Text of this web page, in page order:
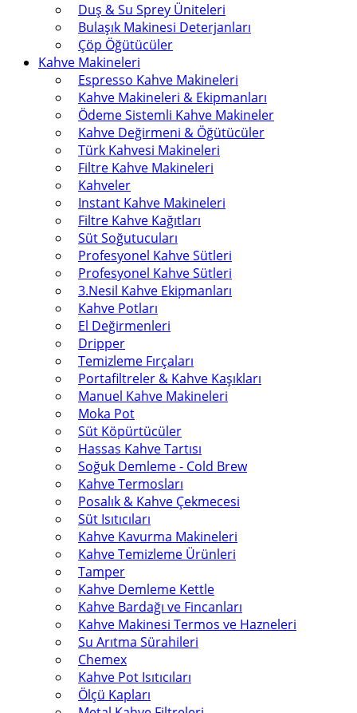
Duş & Su Sprey Üniteleri
Bulaşık Makinesi Deterjanları
Çöp Öğütücüler
Kahve Makineleri
Espresso Kahve Makineleri
Kahve Makineleri & Ekipmanları
Ödeme Sistemli Kahve Makineler
Kahve Değirmeni & Öğütücüler
Türk Kahvesi Makineleri
Filtre Kahve Makineleri
Kahveler
Instant Kahve Makineleri
Filtre Kahve Kağıtları
Süt Soğutucuları
Profesyonel Kahve Sütleri
Profesyonel Kahve Sütleri
3.Nesil Kahve Ekipmanları
Kahve Potları
El Değirmenleri
Dripper
Temizleme Fırçaları
Portafiltreler & Kahve Kaşıkları
Manuel Kahve Makineleri
Moka Pot
Süt Köpürtücüler
Hassas Kahve Tartısı
Soğuk Demleme - Cold Brew
Kahve Termosları
Posalık & Kahve Çekmecesi
Süt Isıtıcıları
Kahve Kavurma Makineleri
Kahve Temizleme Ürünleri
Tamper
Kahve Demleme Kettle
Kahve Bardağı ve Fincanları
Kahve Makinesi Termos ve Hazneleri
Su Arıtma Sürahileri
Chemex
Kahve Pot Isıtıcıları
Ölçü Kapları